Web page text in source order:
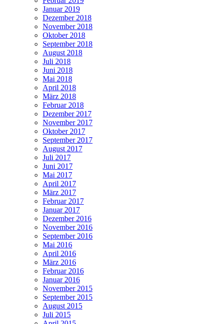
Januar 2019
Dezember 2018
November 2018
Oktober 2018
September 2018
August 2018
Juli 2018
Juni 2018
Mai 2018
April 2018
März 2018
Februar 2018
Dezember 2017
November 2017
Oktober 2017
September 2017
August 2017
Juli 2017
Juni 2017
Mai 2017
April 2017
März 2017
Februar 2017
Januar 2017
Dezember 2016
November 2016
September 2016
Mai 2016
April 2016
März 2016
Februar 2016
Januar 2016
November 2015
September 2015
August 2015
Juli 2015